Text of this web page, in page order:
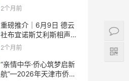
2个月前
重磅推介｜6月9日 德云
社布宜诺斯艾利斯相声专
场！国风曲艺邂逅南美风
结！
2个月前
“亲情中华·侨心筑梦启新
航”—2026年天津市侨界